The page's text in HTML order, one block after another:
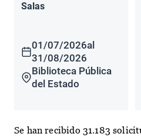
Salas
01/07/2026al
31/08/2026
Biblioteca Pública
del Estado
Se han recibido 31.183